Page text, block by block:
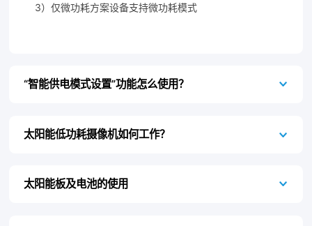
3）仅微功耗方案设备支持微功耗模式
“智能供电模式设置”功能怎么使用？
太阳能低功耗摄像机如何工作？
太阳能板及电池的使用